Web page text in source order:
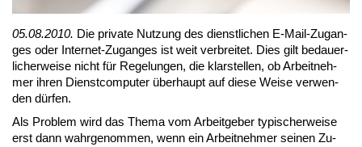
05.08.2010. Die pri­va­te Nut­zung des dienst­li­chen E-Mail-Zu­gan­
ges oder In­ter­net-Zu­gan­ges ist weit ver­brei­tet. Dies gilt be­dau­er­
li­cher­wei­se nicht für Re­ge­lun­gen, die klar­stel­len, ob Ar­beit­neh­
mer ih­ren Dienst­com­pu­ter über­haupt auf die­se Wei­se ver­wen­
den dür­fen.
Als Pro­blem wird das The­ma vom Ar­beit­ge­ber ty­pi­scher­wei­se
erst dann wahr­ge­nom­men, wenn ein Ar­beit­neh­mer sei­nen Zu­